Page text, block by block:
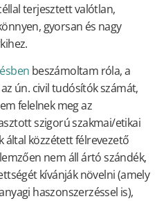
terjesztett valótlan,
gyorsan és nagy
beszámoltam róla, a
ún. civil tudósítók számát,
felelnek meg az
szigorú szakmai/etikai
által közzétett félrevezető
nem áll ártó szándék,
kívánják növelni (amely
haszonszerzéssel is),